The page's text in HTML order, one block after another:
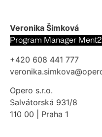
Veronika Šimková
Program Manager
+420 608 441 777
Opero s.r.o.
Salvátorská 931/8
110 00 | Praha 1